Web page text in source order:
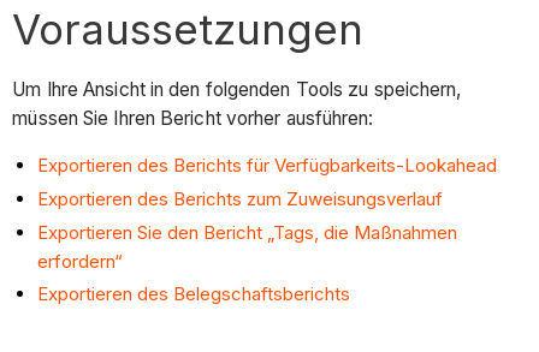
Voraussetzungen
Um Ihre Ansicht in den folgenden Tools zu speichern,
müssen Sie Ihren Bericht vorher ausführen:
Exportieren des Berichts für Verfügbarkeits-Lookahead
Exportieren des Berichts zum Zuweisungsverlauf
Exportieren Sie den Bericht „Tags, die Maßnahmen
erfordern“
Exportieren des Belegschaftsberichts